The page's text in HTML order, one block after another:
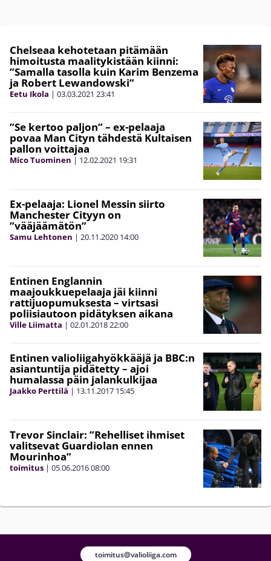
Chelseaa kehotetaan pitämään
himoitusta maalitykistään kiinni:
”Samalla tasolla kuin Karim Benzema
ja Robert Lewandowski”
Eetu Ikola | 03.03.2021 23:41
”Se kertoo paljon” – ex-pelaaja
povaa Man Cityn tähdestä Kultaisen
pallon voittajaa
Mico Tuominen | 12.02.2021 19:31
Ex-pelaaja: Lionel Messin siirto
Manchester Cityyn on
”vääjäämätön”
Samu Lehtonen | 20.11.2020 14:00
Entinen Englannin
maajoukkuepelaaja jäi kiinni
rattijuopumuksesta – virtsasi
poliisiautoon pidätyksen aikana
Ville Liimatta | 02.01.201822:00
Entinen valioliigahyökkääjä ja BBC:n
asiantuntija pidätetty – ajoi
humalassa päin jalankulkijaa
Jaakko Perttilä | 13.11.2017 15:45
Trevor Sinclair: ”Rehelliset ihmiset
valitsevat Guardiolan ennen
Mourinhoa”
toimitus | 05.06.201608:00
toimitus@valioliiga.com